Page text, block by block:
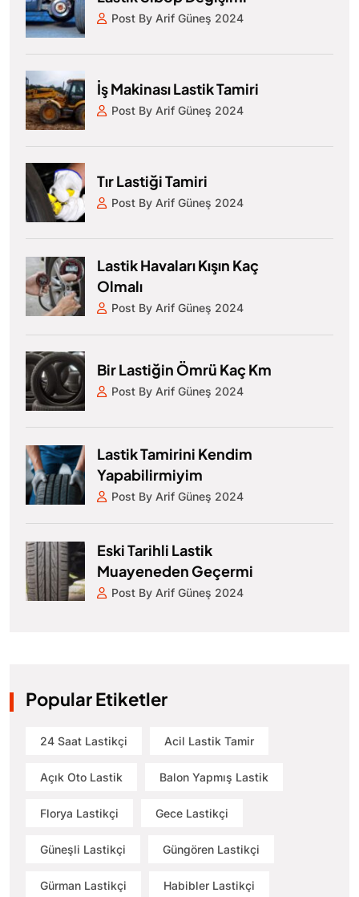
Post By Arif Güneş 2024
İş Makinası Lastik Tamiri
Post By Arif Güneş 2024
Tır Lastiği Tamiri
Post By Arif Güneş 2024
Lastik Havaları Kışın Kaç
Olmalı
Post By Arif Güneş 2024
Bir Lastiğin Ömrü Kaç Km
Post By Arif Güneş 2024
Lastik Tamirini Kendim
Yapabilirmiyim
Post By Arif Güneş 2024
Eski Tarihli Lastik
Muayeneden Geçermi
Post By Arif Güneş 2024
Popular Etiketler
24 Saat Lastikçi Acil Lastik Tamir
Açık Oto Lastik Balon Yapmış Lastik
Florya Lastikçi Gece Lastikçi
Güneşli Lastikçi Güngören Lastikçi
Gürman Lastikçi Habibler Lastikçi